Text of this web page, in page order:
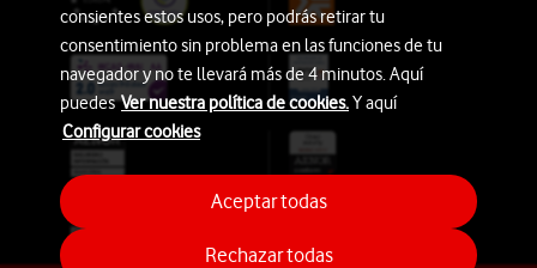
consientes estos usos, pero podrás retirar tu
consentimiento sin problema en las funciones de tu
navegador y no te llevará más de 4 minutos. Aquí
puedesVer nuestra política de cookies.Y aquí
Configurar cookies
Rechazar todas
Aceptar todas